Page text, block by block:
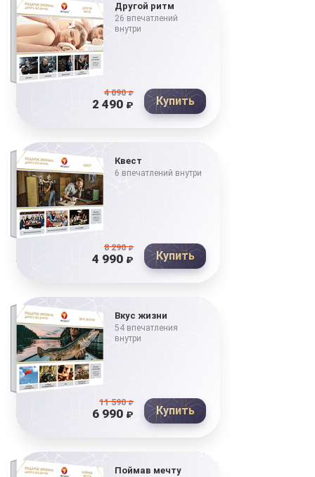
Другой ритм
26 впечатлений
внутри
4 090₽
2 490 ₽ Купить
Квест
6 впечатлений внутри
8 290₽
4 990 ₽ Купить
Вкус жизни
54 впечатления
внутри
11 590₽
6 990 ₽ Купить
Поймав мечту